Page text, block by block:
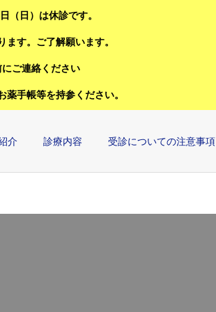
（日）は休診です。
す。ご了解願います。
ご連絡ください
手帳等を持参ください。
介 診療内容 受診についての注意事項